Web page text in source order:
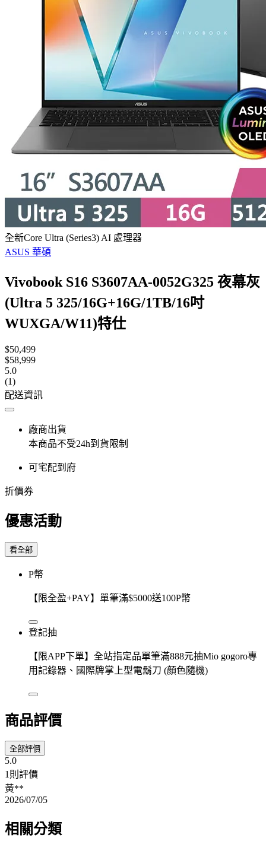
全新Core Ultra (Series3) AI 處理器
ASUS 華碩
Vivobook S16 S3607AA-0052G325 夜幕灰
(Ultra 5 325/16G+16G/1TB/16吋
WUXGA/W11)特仕
$50,499
$58,999
5.0
(1)
配送資訊
廠商出貨
本商品不受24h到貨限制
可宅配到府
折價券
優惠活動
看全部
P幣
【限全盈+PAY】單筆滿$5000送100P幣
登記抽
【限APP下單】全站指定品單筆滿888元抽Mio gogoro專
用記錄器、國際牌掌上型電鬍刀 (顏色隨機)
商品評價
全部評價
5.0
1則評價
黃**
2026/07/05
相關分類